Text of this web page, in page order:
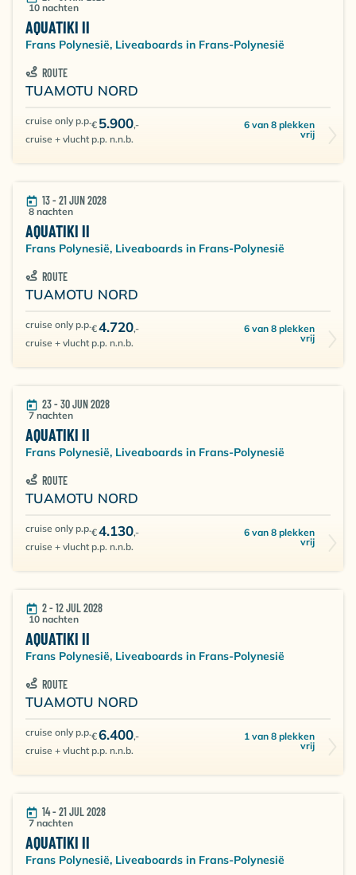
10 nachten
AQUATIKI II
Frans Polynesië, Liveaboards in Frans-Polynesië
ROUTE
TUAMOTU NORD
cruise only p.p.€ 5.900,-
cruise + vlucht p.p. n.n.b.
6 van 8 plekken
vrij
13 - 21 JUN 2028
8 nachten
AQUATIKI II
Frans Polynesië, Liveaboards in Frans-Polynesië
ROUTE
TUAMOTU NORD
cruise only p.p.€4.720,-
cruise + vlucht p.p. n.n.b.
6 van 8 plekken
vrij
23 - 30 JUN 2028
7 nachten
AQUATIKI II
Frans Polynesië, Liveaboards in Frans-Polynesië
ROUTE
TUAMOTU NORD
cruise only p.p.€4.130,-
cruise + vlucht p.p. n.n.b.
6 van 8 plekken
vrij
2 - 12 JUL 2028
10 nachten
AQUATIKI II
Frans Polynesië, Liveaboards in Frans-Polynesië
ROUTE
TUAMOTU NORD
cruise only p.p.€6.400,-
cruise + vlucht p.p. n.n.b.
1 van 8 plekken
vrij
14 - 21 JUL 2028
7 nachten
AQUATIKI II
Frans Polynesië, Liveaboards in Frans-Polynesië